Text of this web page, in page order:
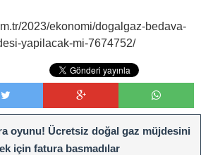
2023/ekonomi/dogalgaz-bedava-
yapilacak-mi-7674752/
oyunu! Ücretsiz doğal gaz müjdesini
için fatura basmadılar